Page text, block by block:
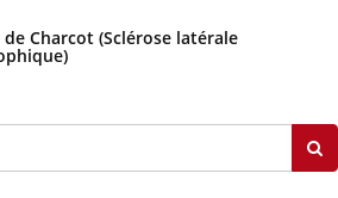
Charcot (Sclérose latérale